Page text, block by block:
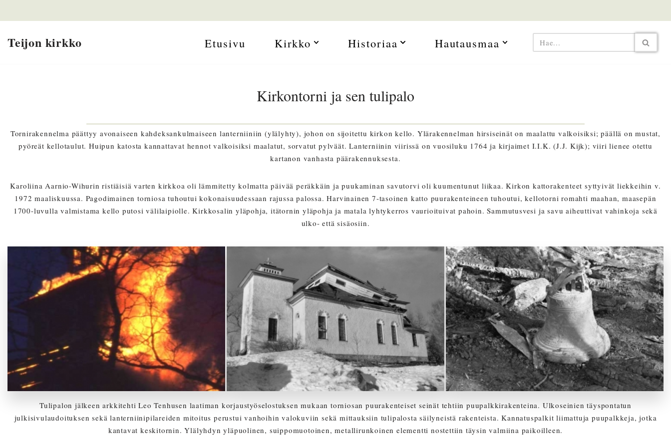
suoraan
sisältöön
Teijon kirkko Etusivu Kirkko Historiaa Hautausmaa
Kirkontorni ja sen tulipalo
Tornirakennelma päättyy avonaiseen kahdeksankulmaiseen lanterniiniin (ylälyhty), johon on sijoitettu kirkon kello. Ylärakennelman hirsiseinät on maalattu valkoisiksi; päällä on mustat,
pyöreät kellotaulut. Huipun katosta kannattavat hennot valkoisiksi maalatut, sorvatut pylväät. Lanterniinin viirissä on vuosiluku 1764 ja kirjaimet I.I.K. (J.J. Kijk); viiri lienee otettu
kartanon vanhasta päärakennuksesta.
Karoliina Aarnio-Wihurin ristiäisiä varten kirkkoa oli lämmitetty kolmatta päivää peräkkäin ja puukaminan savutorvi oli kuumentunut liikaa. Kirkon kattorakenteet syttyivät liekkeihin v.
1972 maaliskuussa. Pagodimainen torniosa tuhoutui kokonaisuudessaan rajussa palossa. Harvinainen 7-tasoinen katto puurakenteineen tuhoutui, kellotorni romahti maahan, maasepän
1700-luvulla valmistama kello putosi välilaipiolle. Kirkkosalin yläpohja, itätornin yläpohja ja matala lyhtykerros vaurioituivat pahoin. Sammutusvesi ja savu aiheuttivat vahinkoja sekä
ulko- että sisäosiin.
Tulipalon jälkeen arkkitehti Leo Tenhusen laatiman korjaustyöselostuksen mukaan torniosan puurakenteiset seinät tehtiin puupalkkirakenteina. Ulkoseinien täyspontatun
julkisivulaudoituksen sekä lanterniinipilareiden mitoitus perustui vanhoihin valokuviin sekä mittauksiin tulipalosta säilyneistä rakenteista. Kannatuspalkit liimattuja puupalkkeja, jotka
kantavat keskitornin. Ylälyhdyn yläpuolinen, suippomuotoinen, metallirunkoinen elementti nostettiin täysin valmiina paikoilleen.